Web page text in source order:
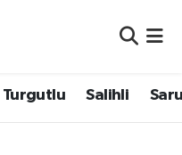
Turgutlu Salihli